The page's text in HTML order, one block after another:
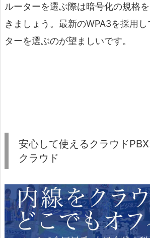
ルーターを選ぶ際は暗号化の規格
きましょう。最新のWPA3を採用
ターを選ぶのが望ましいです。
安心して使えるクラウド
クラウド